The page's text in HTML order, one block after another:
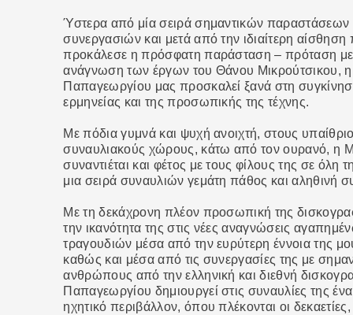
Ύστερα από μία σειρά σημαντικών παραστάσεων
συνεργασιών και μετά από την ιδιαίτερη αίσθηση
προκάλεσε η πρόσφατη παράσταση – πρόταση με
ανάγνωση των έργων του Θάνου Μικρούτσικου,
Παπαγεωργίου μας προσκαλεί ξανά στη
ερμηνείας και της προσωπικής της τέχνης.
Με πόδια γυμνά και ψυχή ανοιχτή, στους
συναυλιακούς χώρους, κάτω από τον ουρανό, η
συναντιέται και φέτος με τους φίλους της σε όλη
μια σειρά συναυλιών γεμάτη πάθος και αληθινή
Με τη δεκάχρονη πλέον προσωπική της
την ικανότητα της στις νέες αναγνώσεις
τραγουδιών μέσα από την ευρύτερη έννοια της
καθώς και μέσα από τις συνεργασίες της με
ανθρώπους από την ελληνική και διεθνή
Παπαγεωργίου δημιουργεί στις συναυλίες της
ηχητικό περιβάλλον, όπου πλέκονται οι